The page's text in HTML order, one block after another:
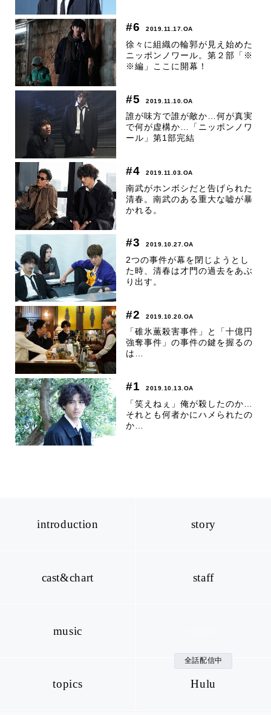
#6 2019.11.17.OA
徐々に組織の輪郭が見え始めた
ニッポンノワール。第２部「※
※編」ここに開幕！
#5 2019.11.10.OA
誰が味方で誰が敵か…何が真実
で何が虚構か…「ニッポンノワ
ール」第1部完結
#4 2019.11.03.OA
南武がホンボシだと告げられた
清春。南武のある重大な嘘が暴
かれる。
#3 2019.10.27.OA
2つの事件が幕を閉じようとし
た時、清春は才門の過去をあぶ
り出す。
#2 2019.10.20.OA
「碓氷薫殺害事件」と「十億円
強奪事件」の事件の鍵を握るの
は…
#1 2019.10.13.OA
「笑えねぇ」俺が殺したのか…
それとも何者かにハメられたの
か…
introduction story
cast&chart staff
music
topics Hulu
全話配信中